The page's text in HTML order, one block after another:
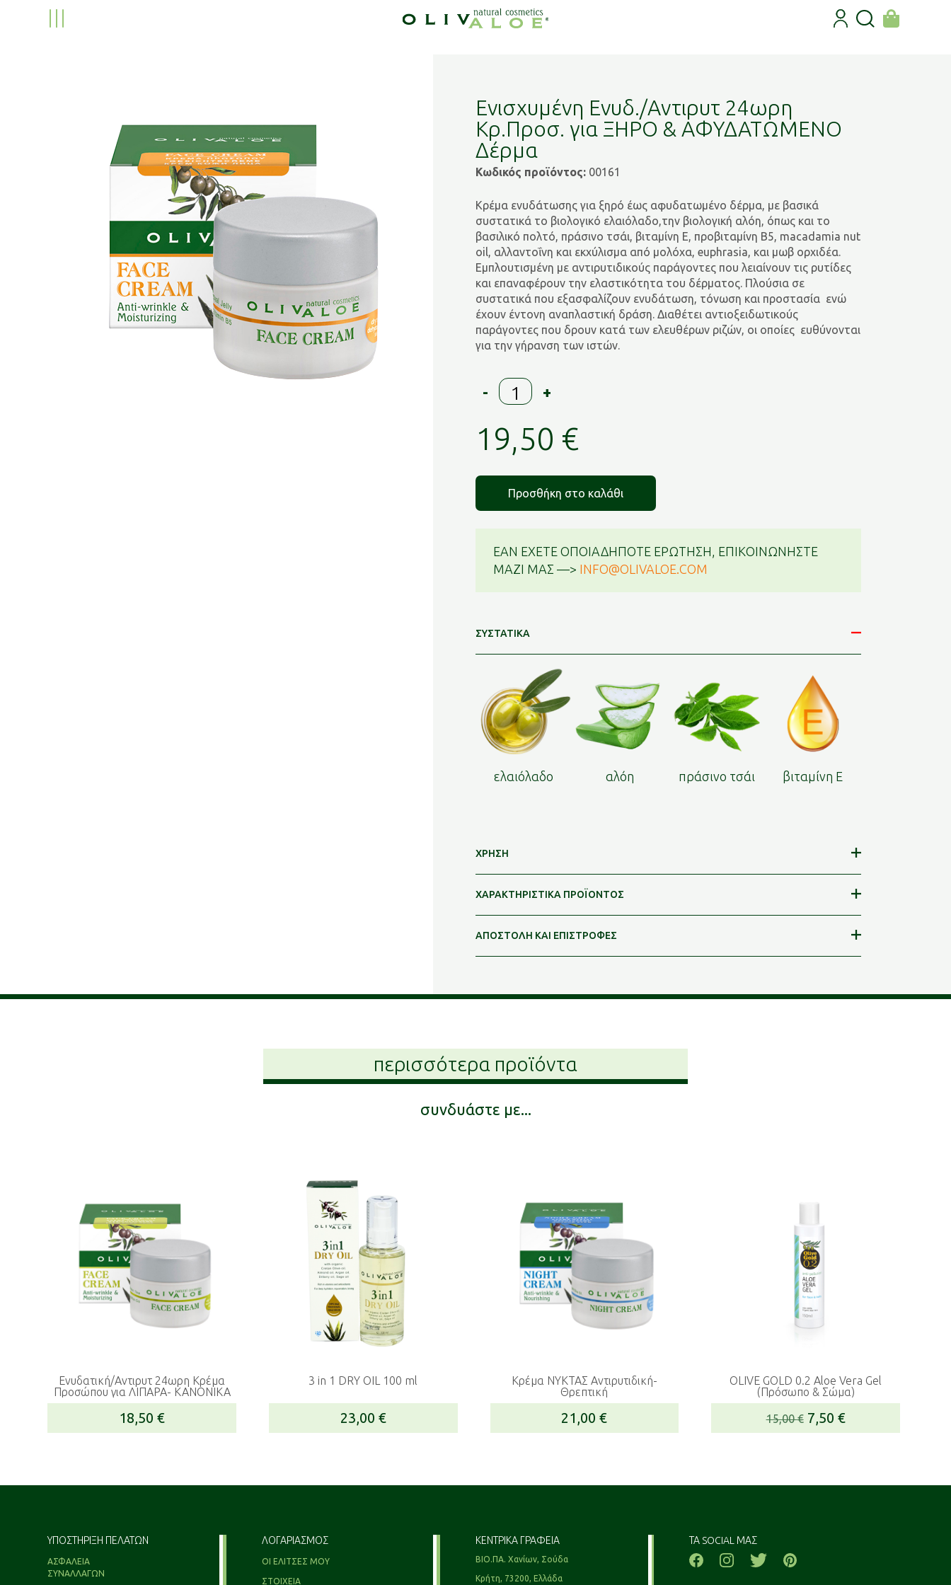
Ενισχυμένη Ενυδ./Αντιρυτ 24ωρη
Κρ.Προσ. για ΞΗΡΟ & ΑΦΥΔΑΤΩΜΕΝΟ
Δέρμα
Κωδικός προϊόντος: 00161
Κρέμα ενυδάτωσης για ξηρό έως αφυδατωμένο δέρμα, με βασικά
συστατικά το βιολογικό ελαιόλαδο,την βιολογική αλόη, όπως και το
βασιλικό πολτό, πράσινο τσάι, βιταμίνη Ε, προβιταμίνη Β5, macadamia nut
oil, αλλαντοΐνη και εκχύλισμα από μολόχα, euphrasia, και μωβ ορχιδέα.
Εμπλουτισμένη με αντιρυτιδικούς παράγοντες που λειαίνουν τις ρυτίδες
και επαναφέρουν την ελαστικότητα του δέρματος. Πλούσια σε
συστατικά που εξασφαλίζουν ενυδάτωση, τόνωση και προστασία ενώ
έχουν έντονη αναπλαστική δράση. Διαθέτει αντιοξειδωτικούς
παράγοντες που δρουν κατά των ελευθέρων ριζών, οι οποίες ευθύνονται
για την γήρανση των ιστών.
-
Ενισχυμένη
Ενυδ./
24ωρη
Κρ.Προσ.
ΞΗΡΟ
ΑΦΥΔΑΤΩΜΕΝΟ
+
19,50 €
Προσθήκη στο καλάθι
ΕΑΝ ΕΧΕΤΕ ΟΠΟΙΑΔΗΠΟΤΕ ΕΡΩΤΗΣΗ, ΕΠΙΚΟΙΝΩΝΗΣΤΕ
ΜΑΖΙ ΜΑΣ —> INFO@OLIVALOE.COM
ΣΥΣΤΑΤΙΚΑ
ελαιόλαδο αλόη πράσινο τσάι βιταμίνη Ε
ΧΡΗΣΗ
ΧΑΡΑΚΤΗΡΙΣΤΙΚΑ ΠΡΟΪΟΝΤΟΣ
ΑΠΟΣΤΟΛΗ ΚΑΙ ΕΠΙΣΤΡΟΦΕΣ
περισσότερα προϊόντα
συνδυάστε με...
Ενυδατική/Αντιρυτ 24ωρη Κρέμα
Προσώπου για ΛΙΠΑΡΑ- ΚΑΝΟΝΙΚΑ
18,50€
3 in 1 DRY OIL 100 ml
23,00 €
Κρέμα ΝΥΚΤΑΣ Αντιρυτιδική-
Θρεπτική
21,00€
OLIVE GOLD 0.2 Aloe Vera Gel
(Πρόσωπο & Σώμα)
15,00€ Original
price
7,50 €Η
τρέχουσα
ΥΠΟΣΤΗΡΙΞΗ ΠΕΛΑΤΩΝ
ΑΣΦΑΛΕΙΑ
ΣΥΝΑΛΛΑΓΩΝ
ΛΟΓΑΡΙΑΣΜΟΣ
ΟΙ ΕΛΙΤΣΕΣ ΜΟΥ
ΣΤΟΙΧΕΙΑ
ΚΕΝΤΡΙΚΑ ΓΡΑΦΕΙΑ
ΒΙΟ.ΠΑ. Χανίων, Σούδα
Κρήτη, 73200, Ελλάδα
ΤΑ SOCIAL ΜΑΣ